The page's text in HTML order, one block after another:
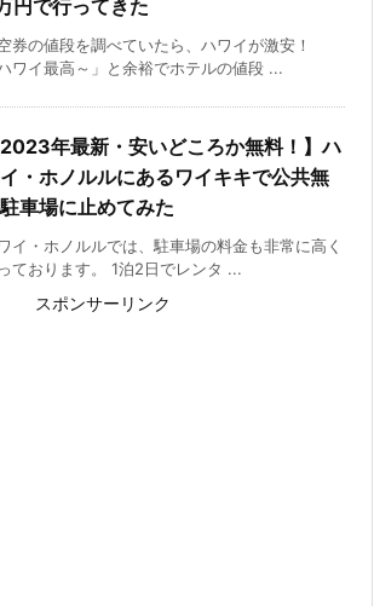
円で行ってきた
券の値段を調べていたら、ハワイが激安！
ハワイ最高～」と余裕でホテルの値段 ...
2023年最新・安いどころか無料！】ハ
・ホノルルにあるワイキキで公共無
車場に止めてみた
イ・ホノルルでは、駐車場の料金も非常に高く
ております。 1泊2日でレンタ ...
スポンサーリンク